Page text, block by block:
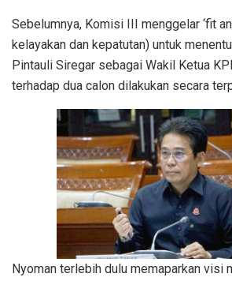
Sebelumnya, Komisi III menggelar ‘fit
kelayakan dan kepatutan) untuk
Pintauli Siregar sebagai Wakil Ketua
terhadap dua calon dilakukan secara
Nyoman terlebih dulu memaparkan visi